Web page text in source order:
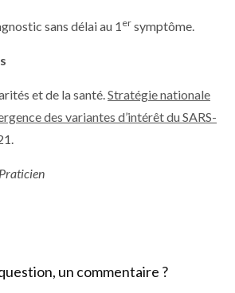
sans délai au 1 er symptôme.
et de la santé.Stratégie nationale
des variantes d’intérêt du SARS-
un commentaire ?